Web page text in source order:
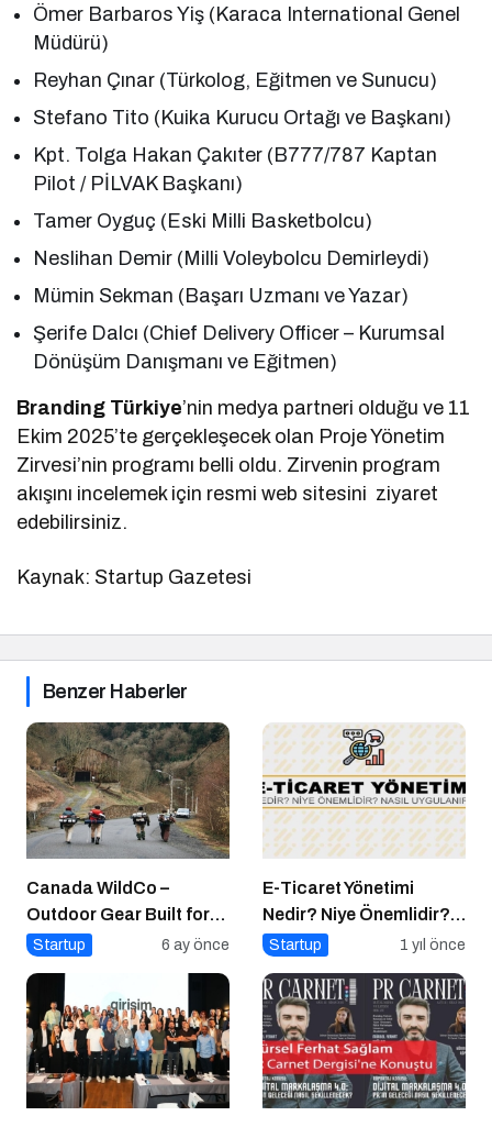
Ömer Barbaros Yiş (Karaca International Genel
Müdürü)
Reyhan Çınar (Türkolog, Eğitmen ve Sunucu)
Stefano Tito (Kuika Kurucu Ortağı ve Başkanı)
Kpt. Tolga Hakan Çakıter (B777/787 Kaptan
Pilot / PİLVAK Başkanı)
Tamer Oyguç (Eski Milli Basketbolcu)
Neslihan Demir (Milli Voleybolcu Demirleydi)
Mümin Sekman (Başarı Uzmanı ve Yazar)
Şerife Dalcı (Chief Delivery Officer – Kurumsal
Dönüşüm Danışmanı ve Eğitmen)
Branding Türkiye’nin medya partneri olduğu ve 11
Ekim 2025’te gerçekleşecek olan Proje Yönetim
Zirvesi’nin programı belli oldu. Zirvenin program
akışını incelemek için resmi web sitesini ziyaret
edebilirsiniz.
Kaynak: Startup Gazetesi
Benzer Haberler
Canada WildCo –
Outdoor Gear Built for
Canada’s Wild
Startup 6 ay önce
E-Ticaret Yönetimi
Nedir? Niye Önemlidir?
E-Ticaret Yönetimi Nasıl
Startup 1 yıl önce